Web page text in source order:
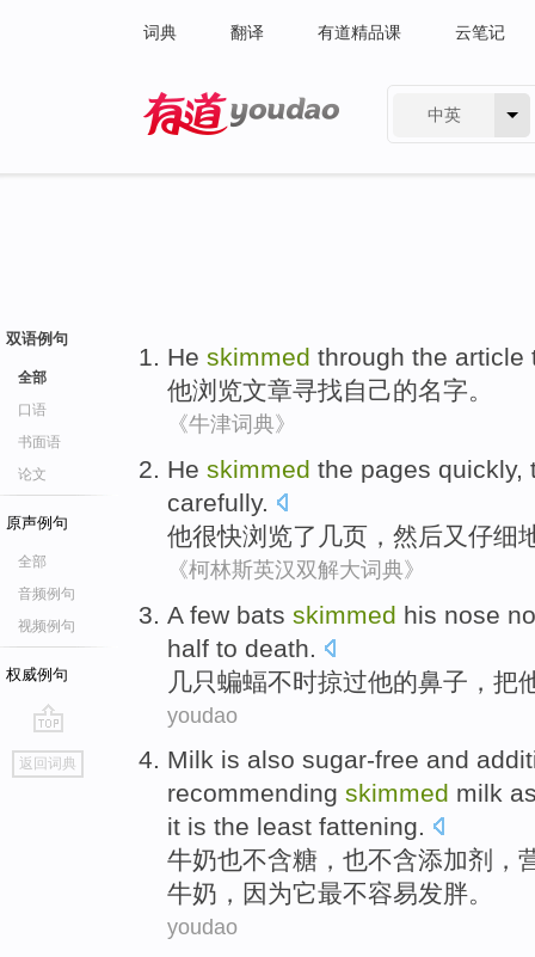
词典 翻译 有道精品课 云笔记
中英
双语例句
全部
口语
书面语
论文
原声例句
全部
音频例句
视频例句
权威例句
go
top
返回词典
He skimmed through the article
他浏览文章寻找自己的名字。
《牛津词典》
He skimmed the pages quickly,
carefully.
他很快浏览了 几页 ， 然后又 仔细
《柯林斯英汉双解大词典》
A few bats skimmed his nose
half to death.
几只蝙蝠不时掠过他的鼻子 ，把
youdao
Milk is also sugar-free and
recommending skimmed milk
it is the least fattening.
牛奶也不含糖 ，也不含添加剂 ，
牛奶， 因为它最不容易发胖。
youdao